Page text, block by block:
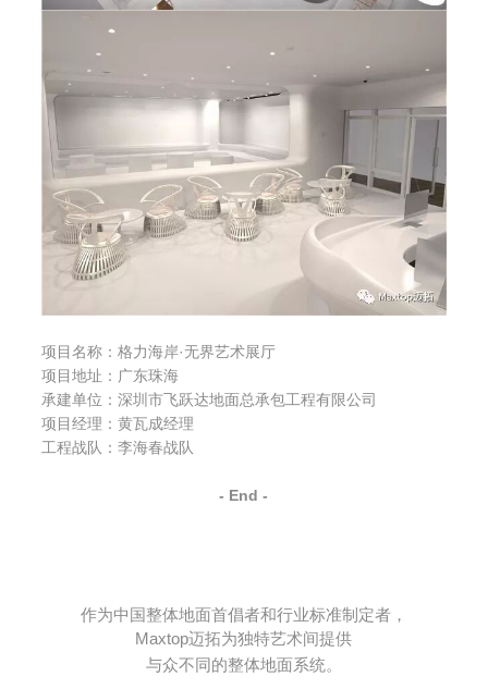
项目名称：格力海岸·无界艺术展厅
项目地址：广东珠海
承建单位：深圳市飞跃达地面总承包工程有限公司
项目经理：黄瓦成经理
工程战队：李海春战队
- End -
作为中国整体地面首倡者和行业标准制定者，
Maxtop迈拓为独特艺术间提供
与众不同的整体地面系统。